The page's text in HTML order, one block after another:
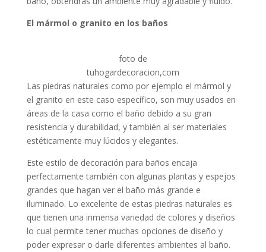
El mármol o granito en los baños
foto de
tuhogardecoracion,com
Las piedras naturales como por ejemplo el mármol y
el granito en este caso específico, son muy usados en
áreas de la casa como el baño debido a su gran
resistencia y durabilidad, y también al ser materiales
estéticamente muy lúcidos y elegantes.
Este estilo de decoración para baños encaja
perfectamente también con algunas plantas y espejos
grandes que hagan ver el baño más grande e
iluminado. Lo excelente de estas piedras naturales es
que tienen una inmensa variedad de colores y diseños
lo cual permite tener muchas opciones de diseño y
poder expresar o darle diferentes ambientes al baño.